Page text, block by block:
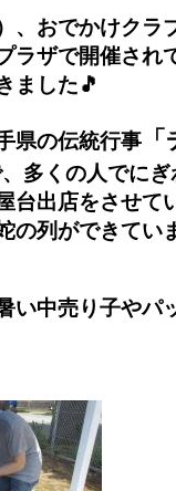
、おでかけクラ
ラザで開催され
ました🎵
県の伝統行事
多くの人でに
出店をさせて
の列ができて
い中売り子やパ